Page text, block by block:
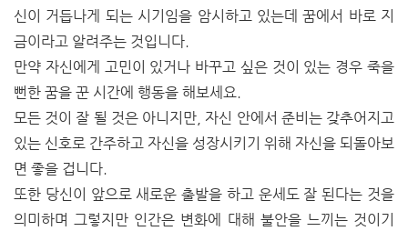
신이 거듭나게 되는 시기임을 암시하고 있는데꿈에서 바로 지
금이라고 알려주는 것입니다.
만약 자신에게 고민이 있거나 바꾸고 싶은 것이 있는 경우 죽을
뻔한 꿈을 꾼 시간에 행동을 해보세요.
모든 것이 잘 될 것은 아니지만, 자신 안에서 준비는 갖추어지고
있는 신호로 간주하고 자신을 성장시키기 위해 자신을 되돌아보
면 좋을 겁니다.
또한 당신이 앞으로 새로운 출발을 하고 운세도 잘 된다는 것을
의미하며 그렇지만 인간은 변화에 대해 불안을 느끼는 것이기